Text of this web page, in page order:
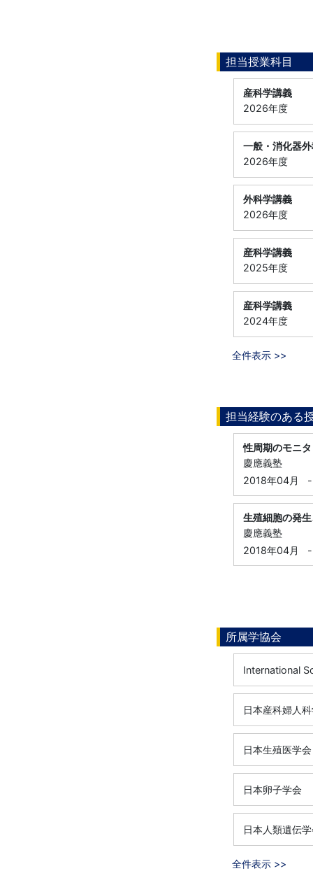
担当授業科目
産科学講義
2026年度
一般・消化器
2026年度
外科学講義
2026年度
産科学講義
2025年度
産科学講義
2024年度
全件表示 >>
担当経験のある
性周期のモニ
慶應義塾
2018年04月
-
生殖細胞の発
慶應義塾
2018年04月
-
所属学協会
International
日本産科婦人
日本生殖医学会
日本卵子学会
日本人類遺伝
全件表示 >>